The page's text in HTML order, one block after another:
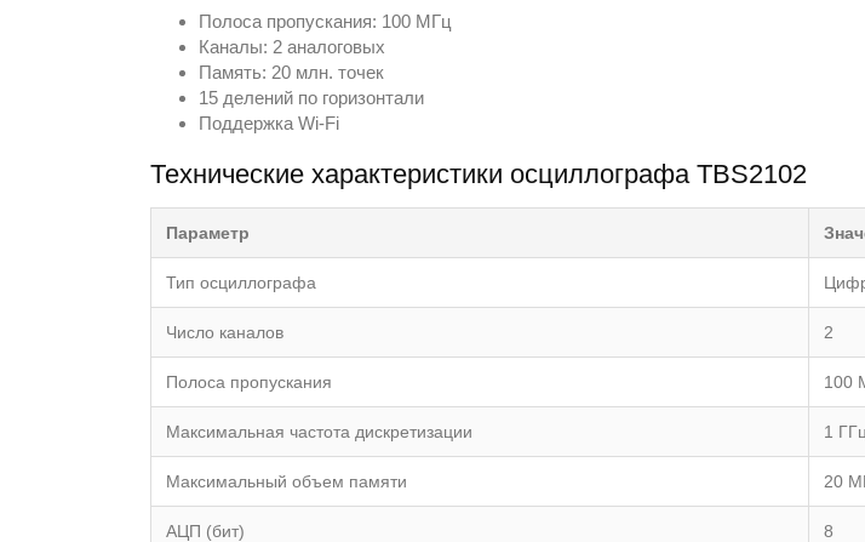
Полоса пропускания: 100 МГц
Каналы: 2 аналоговых
Память: 20 млн. точек
15 делений по горизонтали
Поддержка Wi-Fi
Теxнические xарактеристики осциллографа TBS2102
Параметр
Тип осциллографа
Число каналов 2
Полоса пропускания 100
Максимальная частота дискретизации 1 ГГц
Максимальный объем памяти 20
АЦП (бит) 8